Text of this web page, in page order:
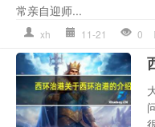
常亲自迎师...
xh 11-21 0